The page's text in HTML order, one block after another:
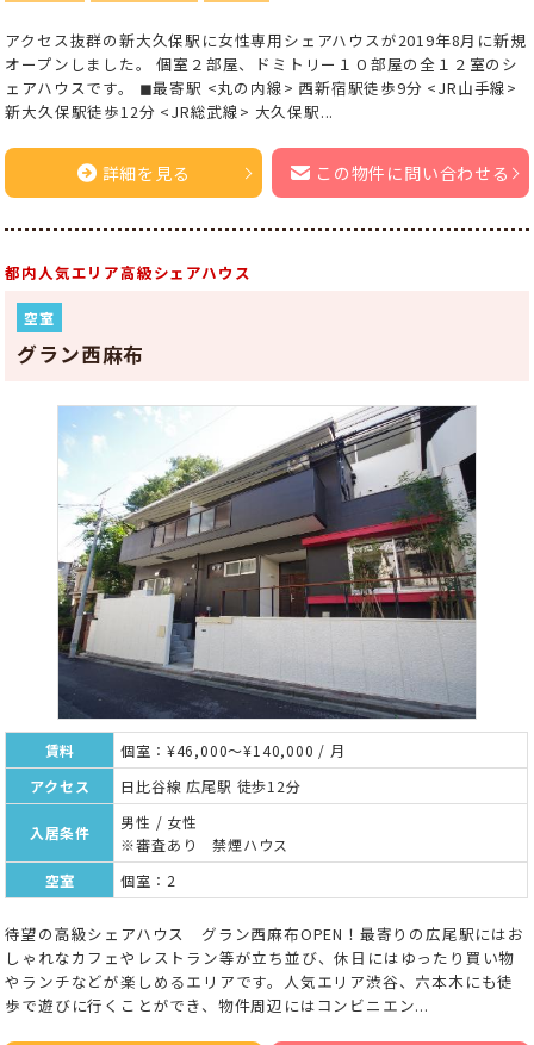
アクセス抜群の新大久保駅に女性専用シェアハウスが2019年8月に新規
オープンしました。 個室２部屋、ドミトリー１０部屋の全１２室のシ
ェアハウスです。 ◼︎最寄駅 <丸の内線> 西新宿駅徒歩9分 <JR山手線>
新大久保駅徒歩12分 <JR総武線> 大久保駅...
詳細を見る この物件に問い合わせる
都内人気エリア高級シェアハウス
空室
グラン西麻布
賃料
個室：¥46,000～¥140,000 / 月
アクセス
日比谷線 広尾駅 徒歩12分
入居条件
男性 / 女性
※審査あり 禁煙ハウス
空室
個室：2
待望の高級シェアハウス グラン西麻布OPEN！最寄りの広尾駅にはお
しゃれなカフェやレストラン等が立ち並び、休日にはゆったり買い物
やランチなどが楽しめるエリアです。人気エリア渋谷、六本木にも徒
歩で遊びに行くことができ、物件周辺にはコンビニエン...